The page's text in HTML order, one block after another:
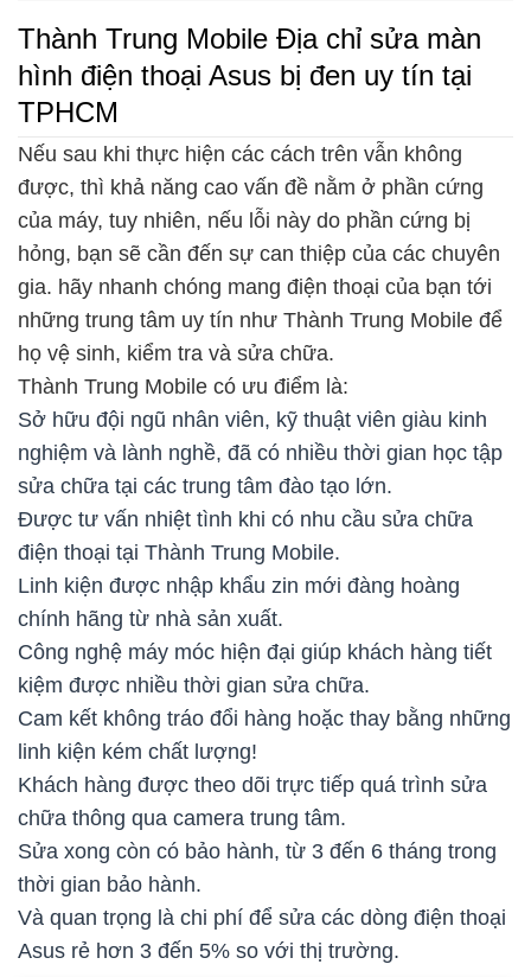
Thành Trung Mobile Địa chỉ sửa màn
hình điện thoại Asus bị đen uy tín tại
TPHCM
Nếu sau khi thực hiện các cách trên vẫn không
được, thì khả năng cao vấn đề nằm ở phần cứng
của máy, tuy nhiên, nếu lỗi này do phần cứng bị
hỏng, bạn sẽ cần đến sự can thiệp của các chuyên
gia. hãy nhanh chóng mang điện thoại của bạn tới
những trung tâm uy tín như Thành Trung Mobile để
họ vệ sinh, kiểm tra và sửa chữa.
Thành Trung Mobile có ưu điểm là:
Sở hữu đội ngũ nhân viên, kỹ thuật viên giàu kinh
nghiệm và lành nghề, đã có nhiều thời gian học tập
sửa chữa tại các trung tâm đào tạo lớn.
Được tư vấn nhiệt tình khi có nhu cầu sửa chữa
điện thoại tại Thành Trung Mobile.
Linh kiện được nhập khẩu zin mới đàng hoàng
chính hãng từ nhà sản xuất.
Công nghệ máy móc hiện đại giúp khách hàng tiết
kiệm được nhiều thời gian sửa chữa.
Cam kết không tráo đổi hàng hoặc thay bằng những
linh kiện kém chất lượng!
Khách hàng được theo dõi trực tiếp quá trình sửa
chữa thông qua camera trung tâm.
Sửa xong còn có bảo hành, từ 3 đến 6 tháng trong
thời gian bảo hành.
Và quan trọng là chi phí để sửa các dòng điện thoại
Asus rẻ hơn 3 đến 5% so với thị trường.